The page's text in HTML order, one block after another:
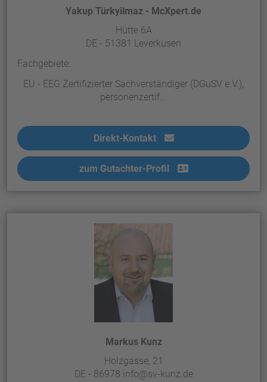
Yakup Türkyilmaz - McXpert.de
Hütte 6A
DE - 51381 Leverkusen
Fachgebiete:
EU - EEG Zertifizierter Sachverständiger (DGuSV e.V.),
personenzertif...
Direkt-Kontakt
zum Gutachter-Profil
Markus Kunz
Holzgasse, 21
DE - 86978 info@sv-kunz.de